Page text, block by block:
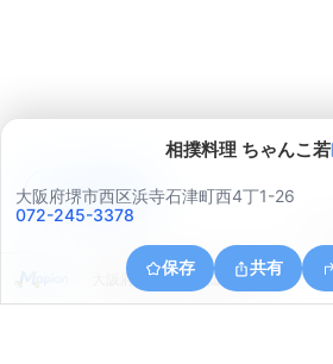
相撲料理 ちゃんこ若
大阪府堺市西区浜寺石津町西4丁1-26
072-245-3378
保存 共有
大阪府堺市堺区大仙西町６丁
アプリで見る